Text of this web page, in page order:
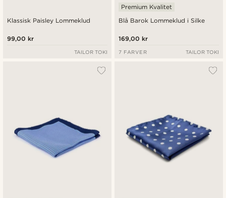
Klassisk Paisley Lommeklud
99,00 kr
TAILOR TOKI
Blå Barok Lommeklud i Silke
Premium Kvalitet
169,00 kr
7 FARVER TAILOR TOKI